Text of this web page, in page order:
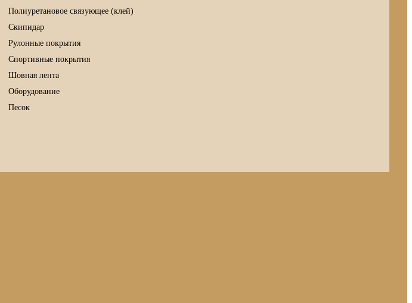
Полиуретановое связующее (клей)
Скипидар
Рулонные покрытия
Спортивные покрытия
Шовная лента
Оборудование
Песок